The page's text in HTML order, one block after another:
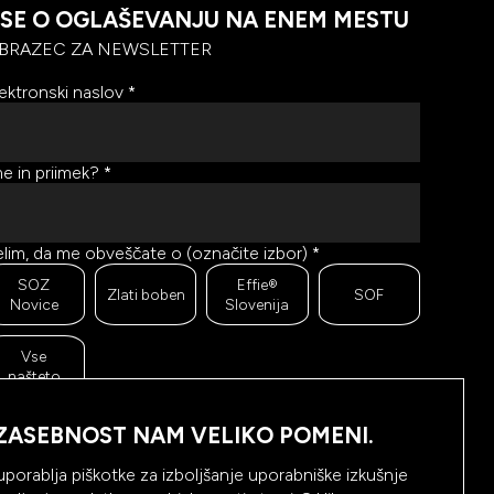
O OGLAŠEVANJU NA ENEM MESTU
ZA NEWSLETTER
naslov *
in priimek? *
SOZ
Novice
Zlati boben
Effie®
Slovenija
SOF
Vse
našteto
da me obveščate o (označite izbor) *
bi želeli meriti odzive na poslana sporočila. Ali
dovolite, da beležimo, hranimo prikaze prejetih
ter klike na povezave v prejetih sporočilih? *
NAM VELIKO POMENI.
piškotke za izboljšanje uporabniške izkušnje